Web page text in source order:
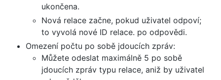
ukončena.
Nová relace začne, pokud uživatel odpoví;
to vyvolá nové ID relace. po odpovědi.
Omezení počtu po sobě jdoucích zpráv:
Můžete odeslat maximálně 5 po sobě
jdoucích zpráv typu relace, aniž by uživatel